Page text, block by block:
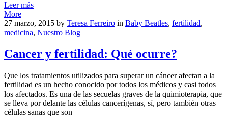
Leer más
More
27 marzo, 2015 by Teresa Ferreiro in Baby Beatles, fertilidad,
medicina, Nuestro Blog
Cancer y fertilidad: Qué ocurre?
Que los tratamientos utilizados para superar un cáncer afectan a la
fertilidad es un hecho conocido por todos los médicos y casi todos
los afectados. Es una de las secuelas graves de la quimioterapia, que
se lleva por delante las células cancerígenas, sí, pero también otras
células sanas que son